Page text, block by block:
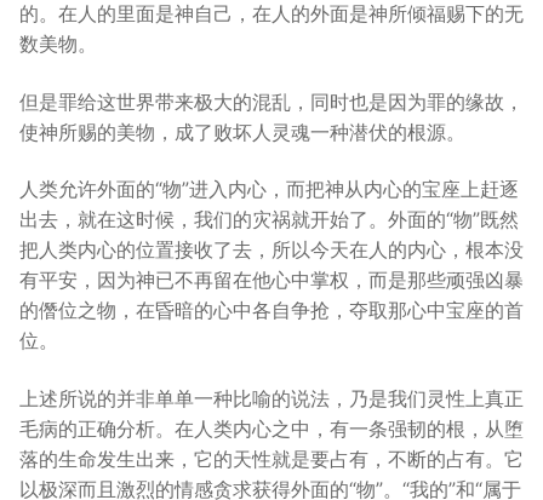
的。在人的里面是神自己，在人的外面是神所倾福赐下的无
数美物。
但是罪给这世界带来极大的混乱，同时也是因为罪的缘故，
使神所赐的美物，成了败坏人灵魂一种潜伏的根源。
人类允许外面的“物”进入内心，而把神从内心的宝座上赶逐
出去，就在这时候，我们的灾祸就开始了。外面的“物”既然
把人类内心的位置接收了去，所以今天在人的内心，根本没
有平安，因为神已不再留在他心中掌权，而是那些顽强凶暴
的僭位之物，在昏暗的心中各自争抢，夺取那心中宝座的首
位。
上述所说的并非单单一种比喻的说法，乃是我们灵性上真正
毛病的正确分析。在人类内心之中，有一条强韧的根，从堕
落的生命发生出来，它的天性就是要占有，不断的占有。它
以极深而且激烈的情感贪求获得外面的“物”。“我的”和“属于